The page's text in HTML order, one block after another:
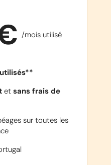
/mois utilisé
et sans frais de
sur toutes les